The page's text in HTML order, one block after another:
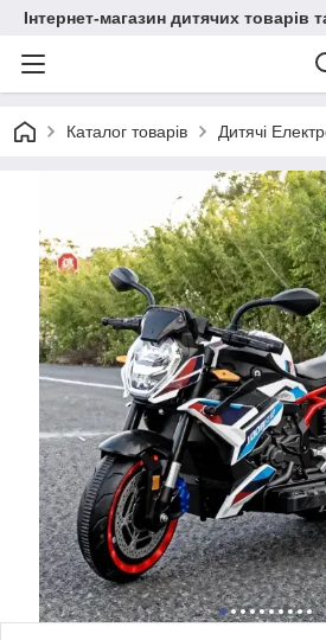
Інтернет-магазин дитячих товарів
Каталог товарів Дитячі